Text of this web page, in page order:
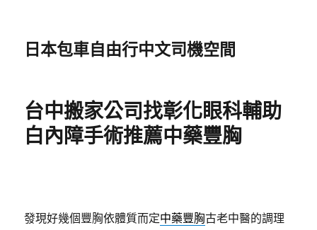
日本包車自由行中文司機空間
台中搬家公司找彰化眼科輔助
白內障手術推薦中藥豐胸
發現好幾個豐胸依體質而定中藥豐胸古老中醫的調理